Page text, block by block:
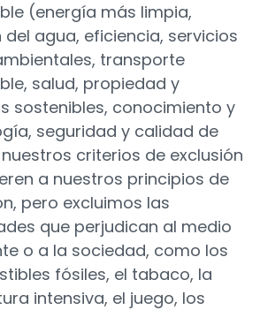
(energía más limpia,
del agua, eficiencia, servicios
transporte
salud, propiedad y
sostenibles, conocimiento y
seguridad y calidad de
criterios de exclusión
a nuestros principios de
pero excluimos las
que perjudican al medio
o a la sociedad, como los
fósiles, el tabaco, la
intensiva, el juego, los